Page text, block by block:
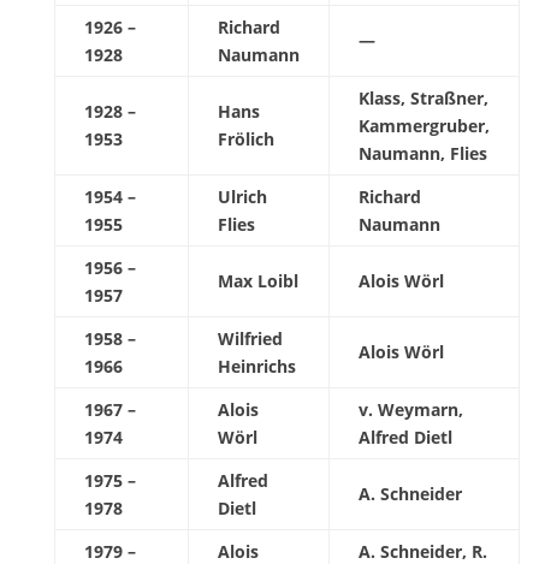
1926 –
1928
Richard
Naumann
—
1928 –
1953
Hans
Frölich
Klass, Straßner,
Kammergruber,
Naumann, Flies
1954 –
1955
Ulrich
Flies
Richard
Naumann
1956 –
1957
Max Loibl Alois Wörl
1958 –
1966
Wilfried
Heinrichs
Alois Wörl
1967 –
1974
Alois
Wörl
v. Weymarn,
Alfred Dietl
1975 –
1978
Alfred
Dietl
A. Schneider
1979 –
Alois
A. Schneider, R.